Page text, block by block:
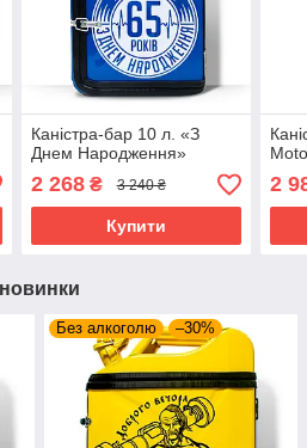
Каністра-бар 10 л. «З
Днем Народження»
2 268₴ 3 240 ₴
Купити
2
новинки
Без алкоголю –30%